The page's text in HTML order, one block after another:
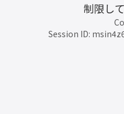
制限し
Session ID: